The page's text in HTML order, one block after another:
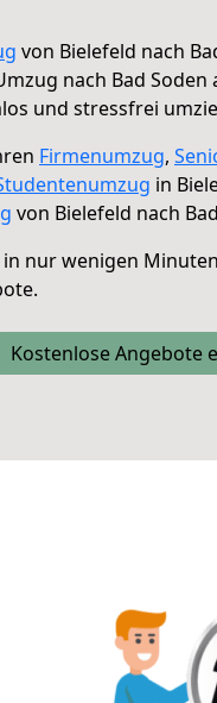
von Bielefeld nach
nach Bad Soden
und stressfrei
Firmenumzug,
in
von Bielefeld nach
in nur wenigen
Kostenlose Angebote